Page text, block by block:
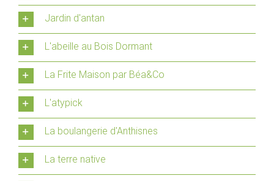
Jardin d'antan
L'abeille au Bois Dormant
La Frite Maison par Béa&Co
L'atypick
La boulangerie d'Anthisnes
La terre native